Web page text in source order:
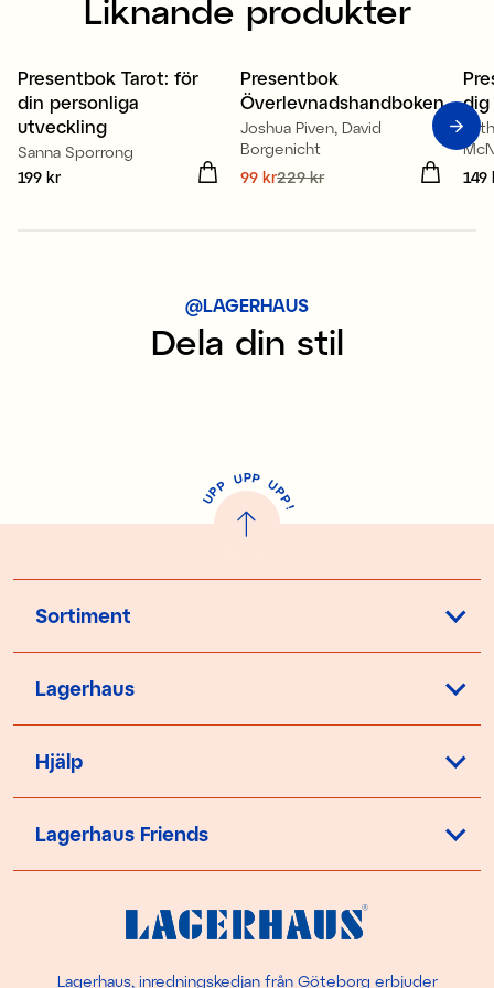
Liknande produkter
Presentbok Tarot: för
din personliga
utveckling
Sanna Sporrong
Pris :199 kr
199 kr
Sale
Presentbok
Överlevnadshandboken
Joshua Piven, David
Borgenicht
Nuvarande pris
99 kr229 kr
dig
Pris
149
@LAGERHAUS
Dela din stil
U
P
P UPP UP
P
!
Sortiment
Lagerhaus
Hjälp
Lagerhaus Friends
Lagerhaus, inredningskedjan från Göteborg erbjuder